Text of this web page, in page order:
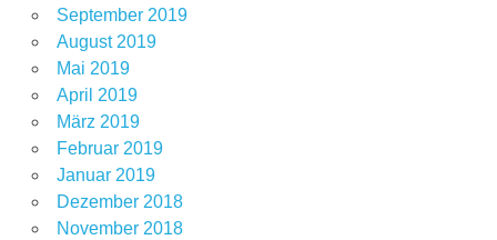
September 2019
August 2019
Mai 2019
April 2019
März 2019
Februar 2019
Januar 2019
Dezember 2018
November 2018